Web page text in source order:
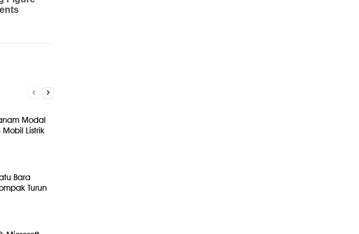
Modal
Mobil Listrik
Bara
Turun